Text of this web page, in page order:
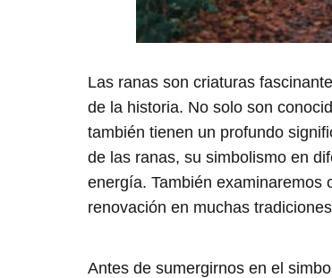
Las ranas son criaturas
de la historia. No solo son
también tienen un profundo
de las ranas, su simbolismo en
energía. También examinaremos
renovación en muchas
Antes de sumergirnos en el